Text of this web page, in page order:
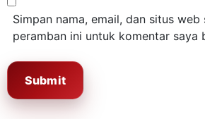
Simpan nama, email, dan situs web
peramban ini untuk komentar saya
Submit